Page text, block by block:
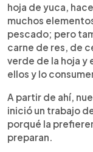
hoja de yuca,
muchos
pescado; pero
carne de res, de
verde de la hoja y
ellos y lo
A partir de ahí,
inició un trabajo
porqué la
preparan.